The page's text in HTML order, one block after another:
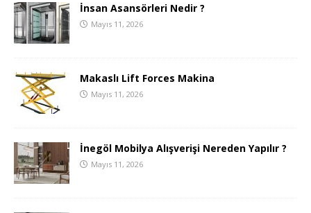
İnsan Asansörleri Nedir ?
Mayıs 11, 2026
Makaslı Lift Forces Makina
Mayıs 11, 2026
İnegöl Mobilya Alışverişi Nereden Yapılır ?
Mayıs 11, 2026